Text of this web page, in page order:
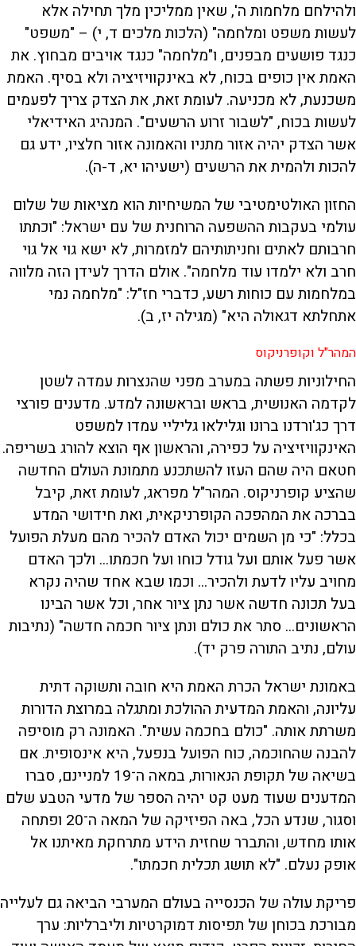
ולהילחם מלחמות ה', שאין ממליכין מלך תחילה אלא
לעשות משפט ומלחמה" (הלכות מלכים ד, י) – "משפט"
כנגד פושעים מבפנים, ו"מלחמה" כנגד אויבים מבחוץ. את
האמת אין כופים בכוח, לא באינקוויזיציה ולא בסיף. האמת
משכנעת, לא מכניעה. לעומת זאת, את הצדק צריך לפעמים
לעשות בכוח, "לשבור זרוע הרשעים". המנהיג האידיאלי
אשר הצדק יהיה אזור מתניו והאמונה אזור חלציו, ידע גם
להכות ולהמית את הרשעים (ישעיהו יא, ד-ה).
החזון האולטימטיבי של המשיחיות הוא מציאות של שלום
עולמי בעקבות ההשפעה הרוחנית של עם ישראל: "וכתתו
חרבותם לאתים וחניתותיהם למזמרות, לא ישא גוי אל גוי
חרב ולא ילמדו עוד מלחמה". אולם הדרך לעידן הזה מלווה
במלחמות עם כוחות רשע, כדברי חז"ל: "מלחמה נמי
אתחלתא דגאולה היא" (מגילה יז, ב).
המהר"ל וקופרניקוס
החילוניות פשתה במערב מפני שהנצרות עמדה לשטן
לקדמה האנושית, בראש ובראשונה למדע. מדענים פורצי
דרך כג'ורדנו ברונו וגלילאו גליליי עמדו למשפט
האינקוויזיציה על כפירה, והראשון אף הוצא להורג בשריפה.
חטאם היה שהם העזו להשתכנע מתמונת העולם החדשה
שהציע קופרניקוס. המהר"ל מפראג, לעומת זאת, קיבל
בברכה את המהפכה הקופרניקאית, ואת חידושי המדע
בכלל: "כי מן השמים יכול האדם להכיר מהם מעלת הפועל
אשר פעל אותם ועל גודל כוחו ועל חכמתו... ולכך האדם
מחויב עליו לדעת ולהכיר... וכמו שבא אחד שהיה נקרא
בעל תכונה חדשה אשר נתן ציור אחר, וכל אשר הבינו
הראשונים... סתר את כולם ונתן ציור חכמה חדשה" (נתיבות
עולם, נתיב התורה פרק יד).
באמונת ישראל הכרת האמת היא חובה ותשוקה דתית
עליונה, והאמת המדעית ההולכת ומתגלה במרוצת הדורות
משרתת אותה. "כולם בחכמה עשית". האמונה רק מוסיפה
להבנה שהחוכמה, כוח הפועל בנפעל, היא אינסופית. אם
בשיאה של תקופת הנאורות, במאה ה־19 למניינם, סברו
המדענים שעוד מעט קט יהיה הספר של מדעי הטבע שלם
וסגור, שנדע הכל, באה הפיזיקה של המאה ה־20 ופתחה
אותו מחדש, והתברר שחזית הידע מתרחקת מאיתנו אל
אופק נעלם. "לא תושג תכלית חכמתו".
פריקת עולה של הכנסייה בעולם המערבי הביאה גם לעלייה
מבורכת בכוחן של תפיסות דמוקרטיות וליברליות: ערך